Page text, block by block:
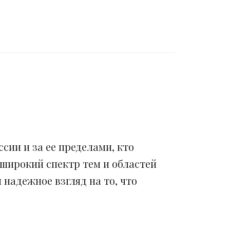
и за ее пределами, кто
спектр тем и областей
взгляд на то, что